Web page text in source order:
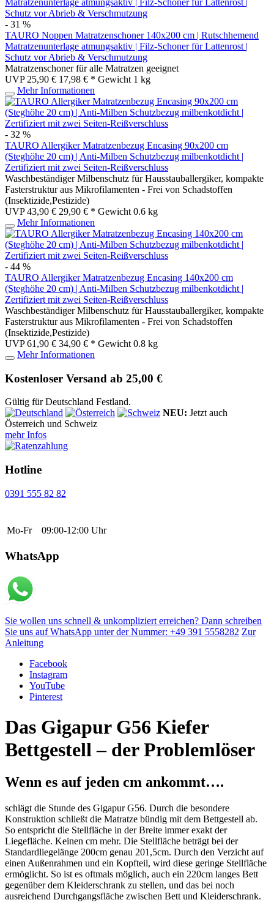
- 31 %
TAURO Noppen Matratzenschoner 140x200 cm | Rutschhemend
Matratzenunterlage atmungsaktiv | Filz-Schoner für Lattenrost |
Schutz vor Abrieb & Verschmutzung
Matratzenschoner für alle Matratzen geeignet
UVP 25,90 € 17,98 € * Gewicht 1 kg
Mehr Informationen
- 32 %
TAURO Allergiker Matratzenbezug Encasing 90x200 cm
(Steghöhe 20 cm) | Anti-Milben Schutzbezug milbenkotdicht |
Zertifiziert mit zwei Seiten-Reißverschluss
Waschbeständiger Milbenschutz für Hausstauballergiker, kompakte
Fasterstruktur aus Mikrofilamenten - Frei von Schadstoffen
(Insektizide,Pestizide)
UVP 43,90 € 29,90 € * Gewicht 0.6 kg
Mehr Informationen
- 44 %
TAURO Allergiker Matratzenbezug Encasing 140x200 cm
(Steghöhe 20 cm) | Anti-Milben Schutzbezug milbenkotdicht |
Zertifiziert mit zwei Seiten-Reißverschluss
Waschbeständiger Milbenschutz für Hausstauballergiker, kompakte
Fasterstruktur aus Mikrofilamenten - Frei von Schadstoffen
(Insektizide,Pestizide)
UVP 61,90 € 34,90 € * Gewicht 0.8 kg
Mehr Informationen
Kostenloser Versand ab 25,00 €
Gültig für Deutschland Festland.
NEU: Jetzt auch
Österreich und Schweiz
mehr Infos
Hotline
0391 555 82 82
Mo-Fr 09:00-12:00 Uhr
WhatsApp
Sie wollen uns schnell & unkompliziert erreichen? Dann schreiben
Sie uns auf WhatsApp unter der Nummer: +49 391 5558282 Zur
Anleitung
Facebook
Instagram
YouTube
Pinterest
Das Gigapur G56 Kiefer
Bettgestell – der Problemlöser
Wenn es auf jeden cm ankommt….
schlägt die Stunde des Gigapur G56. Durch die besondere
Konstruktion schließt die Matratze bündig mit dem Bettgestell ab.
So entspricht die Stellfläche in der Breite immer exakt der
Liegefläche. Keinen cm mehr. Die Stellfläche beträgt bei der
Standardliegelänge 200cm genau 201,5cm. Durch den Verzicht auf
einen Außenrahmen und ein Kopfteil, wird diese geringe Stellfläche
ermöglicht. So ist es oftmals möglich, auch ein 220cm langes Bett
gegenüber dem Kleiderschrank zu stellen, und das bei noch
ausreichend Durchgangsfläche zwischen Bett und Kleiderschrank.